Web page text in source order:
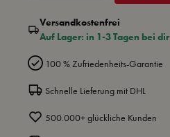
Versandkostenfrei
Auf Lager: in 1-3 Tagen bei dir
100 % Zufriedenheits-Garantie
Schnelle Lieferung mit DHL
500.000+ glückliche Kunden